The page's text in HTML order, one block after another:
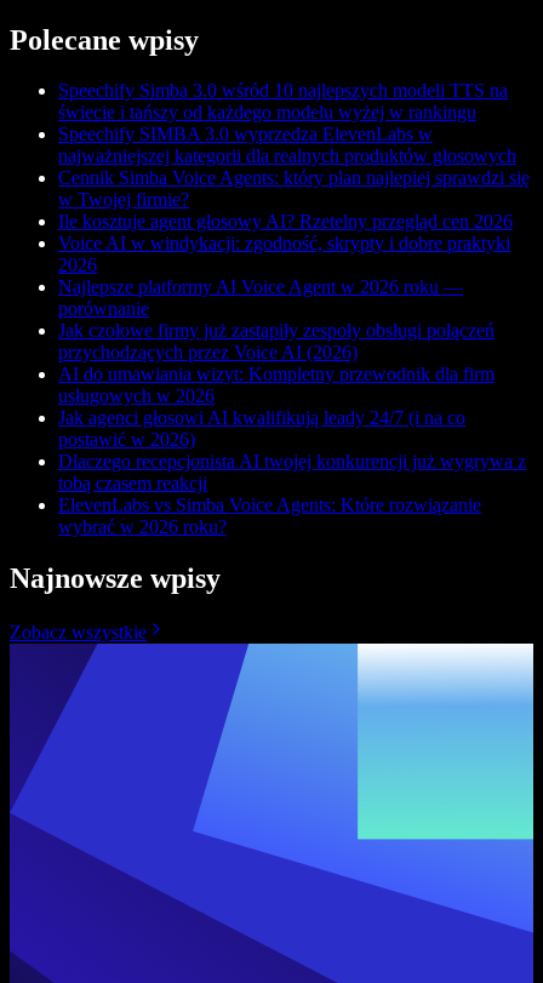
Polecane wpisy
Speechify Simba 3.0 wśród 10 najlepszych modeli TTS na
świecie i tańszy od każdego modelu wyżej w rankingu
Speechify SIMBA 3.0 wyprzedza ElevenLabs w
najważniejszej kategorii dla realnych produktów głosowych
Cennik Simba Voice Agents: który plan najlepiej sprawdzi się
w Twojej firmie?
Ile kosztuje agent głosowy AI? Rzetelny przegląd cen 2026
Voice AI w windykacji: zgodność, skrypty i dobre praktyki
2026
Najlepsze platformy AI Voice Agent w 2026 roku —
porównanie
Jak czołowe firmy już zastąpiły zespoły obsługi połączeń
przychodzących przez Voice AI (2026)
AI do umawiania wizyt: Kompletny przewodnik dla firm
usługowych w 2026
Jak agenci głosowi AI kwalifikują leady 24/7 (i na co
postawić w 2026)
Dlaczego recepcjonista AI twojej konkurencji już wygrywa z
tobą czasem reakcji
ElevenLabs vs Simba Voice Agents: Które rozwiązanie
wybrać w 2026 roku?
Najnowsze wpisy
Zobacz wszystkie